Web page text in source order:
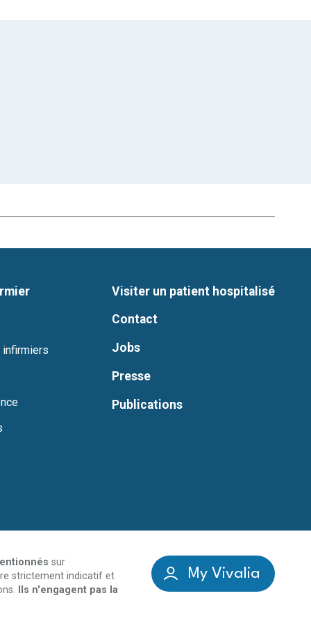
infirmiers
Visiter un patient hospitalisé
Contact
Jobs
Presse
Publications
sur
strictement indicatif et
Ils n'engagent pas la
My Vivalia